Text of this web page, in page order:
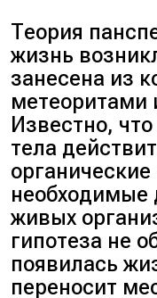
Теория
жизнь
занесена из
метеоритами
Известно,
тела
необходимые
живых
гипотеза не
появилась
переносит